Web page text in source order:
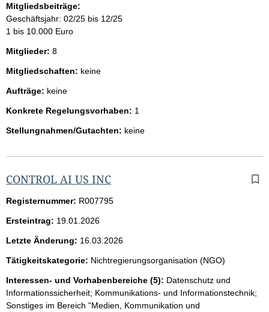
Mitgliedsbeiträge:
Geschäftsjahr: 02/25 bis 12/25
1 bis 10.000 Euro
Mitglieder: 8
Mitgliedschaften: keine
Aufträge: keine
Konkrete Regelungsvorhaben: 1
Stellungnahmen/Gutachten: keine
CONTROL AI US INC
Registernummer: R007795
Ersteintrag: 19.01.2026
Letzte Änderung: 16.03.2026
Tätigkeitskategorie: Nichtregierungsorganisation (NGO)
Interessen- und Vorhabenbereiche (5): Datenschutz und
Informationssicherheit; Kommunikations- und Informationstechnik;
Sonstiges im Bereich "Medien, Kommunikation und